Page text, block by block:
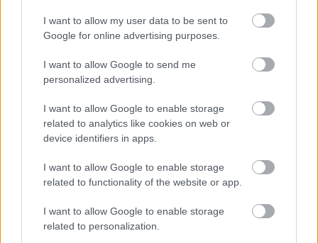
I want to allow my user data to be sent to
Google for online advertising purposes.
I want to allow Google to send me
personalized advertising.
I want to allow Google to enable storage
related to analytics like cookies on web or
device identifiers in apps.
I want to allow Google to enable storage
related to functionality of the website or app.
I want to allow Google to enable storage
related to personalization.